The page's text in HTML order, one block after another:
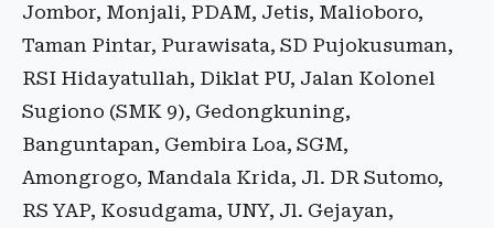
Jombor, Monjali, PDAM, Jetis, Malioboro,
Taman Pintar, Purawisata, SD Pujokusuman,
RSI Hidayatullah, Diklat PU, Jalan Kolonel
Sugiono (SMK 9), Gedongkuning,
Banguntapan, Gembira Loa, SGM,
Amongrogo, Mandala Krida, Jl. DR Sutomo,
RS YAP, Kosudgama, UNY, Jl. Gejayan,